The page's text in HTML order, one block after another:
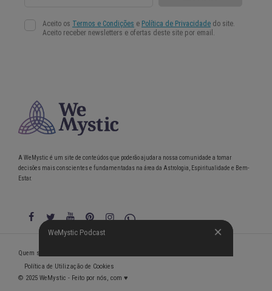
WeMystic Podcast
A WeMystic é um site de conteúdos que poderão ajudar a nossa comunidade a tomar
decisões mais conscientes e fundamentadas na área da Astrologia, Espiritualidade e Bem-
Estar.
WeMystic Podcast
Quem somos
Política de Utilização de Cookies
© 2025 WeMystic - Feito por nós, com ♥